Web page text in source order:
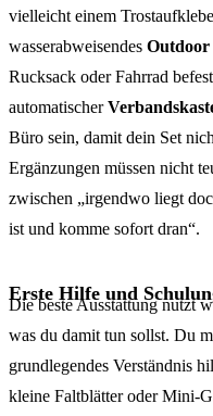
vielleicht einem
wasserabweisendes Outdoor
Rucksack oder Fahrrad
automatischer
Büro sein, damit dein Set
Ergänzungen müssen nicht
zwischen „irgendwo liegt
ist und komme sofort dran“.
Erste Hilfe und
Die beste Ausstattung nutzt
was du damit tun sollst. Du
grundlegendes Verständnis
kleine Faltblätter oder Mini-